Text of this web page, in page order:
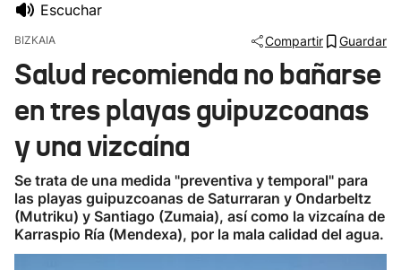
Ikusmiran
Eguraldia
Escuchar
BIZKAIA Compartir Guardar
Salud recomienda no bañarse
en tres playas guipuzcoanas
y una vizcaína
Se trata de una medida "preventiva y temporal" para
las playas guipuzcoanas de Saturraran y Ondarbeltz
(Mutriku) y Santiago (Zumaia), así como la vizcaína de
Karraspio Ría (Mendexa), por la mala calidad del agua.